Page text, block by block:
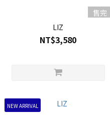
售完
LIZ
NT$3,580
NEW ARRIVAL